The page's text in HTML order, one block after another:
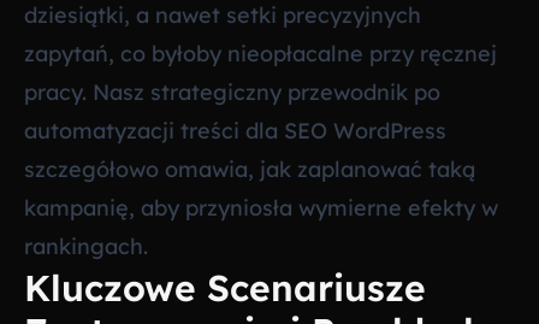
dziesiątki, a nawet setki precyzyjnych
zapytań, co byłoby nieopłacalne przy ręcznej
pracy. Nasz strategiczny przewodnik po
automatyzacji treści dla SEO WordPress
szczegółowo omawia, jak zaplanować taką
kampanię, aby przyniosła wymierne efekty w
rankingach.
Kluczowe Scenariusze